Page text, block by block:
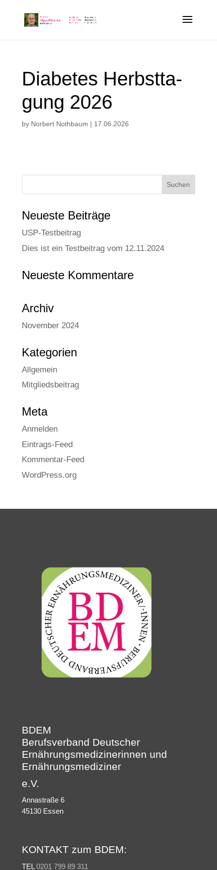
Dia­be­tes Herbst­ta­
gung 2026
by Norbert Nothbaum | 17.06.2026
Neue­ste Beiträge
USP-Test­bei­trag
Dies ist ein Test­bei­trag vom 12.11.2024
Neue­ste Kommentare
Archiv
November 2024
Kate­go­rien
Allgemein
Mitgliedsbeitrag
Meta
Anmelden
Eintrags-Feed
Kommentar-Feed
WordPress.org
BDEM
Berufsverband Deutscher
Ernährungsmedizinerinnen und
Ernährungsmediziner
e.V.
Annastraße 6
45130 Essen
KONTAKT zum BDEM:
TEL 0201 799 89 311